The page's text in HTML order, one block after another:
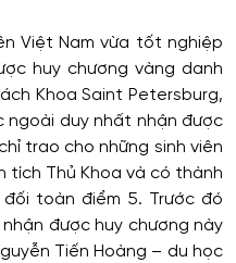
Việt Nam vừa tốt nghiệp
huy chương vàng danh
Khoa Saint Petersburg,
ngoài duy nhất nhận được
trao cho những sinh viên
Thủ Khoa và có thành
toàn điểm 5. Trước đó
được huy chương này
Tiến Hoàng – du học